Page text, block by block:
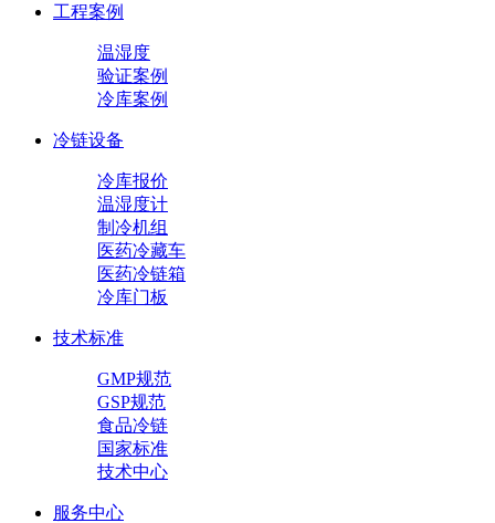
工程案例
温湿度
验证案例
冷库案例
冷链设备
冷库报价
温湿度计
制冷机组
医药冷藏车
医药冷链箱
冷库门板
技术标准
GMP规范
GSP规范
食品冷链
国家标准
技术中心
服务中心